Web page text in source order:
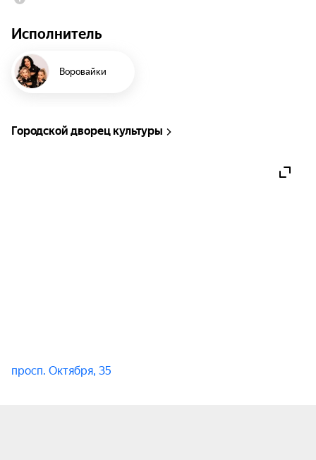
Исполнитель
Воровайки
Городской дворец культуры
просп. Октября, 35